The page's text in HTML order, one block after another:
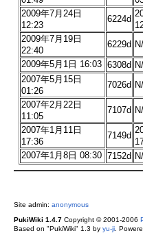
2009年7月24日
12:23
6224d
2009年7月19日
22:40
6229d
2009年5月1日 16:03 6308d
2007年5月15日
01:26
7026d
2007年2月22日
11:05
7107d
2007年1月11日
17:36
7149d
2007年1月8日 08:30 7152d
Site admin: anonymous
PukiWiki 1.4.7Copyright © 2001-2006
Based on "PukiWiki" 1.3 by yu-ji.